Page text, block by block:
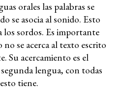
orales las palabras se
se asocia al sonido. Esto
los sordos. Es importante
se acerca al texto escrito
Su acercamiento es el
lengua, con todas
tiene.